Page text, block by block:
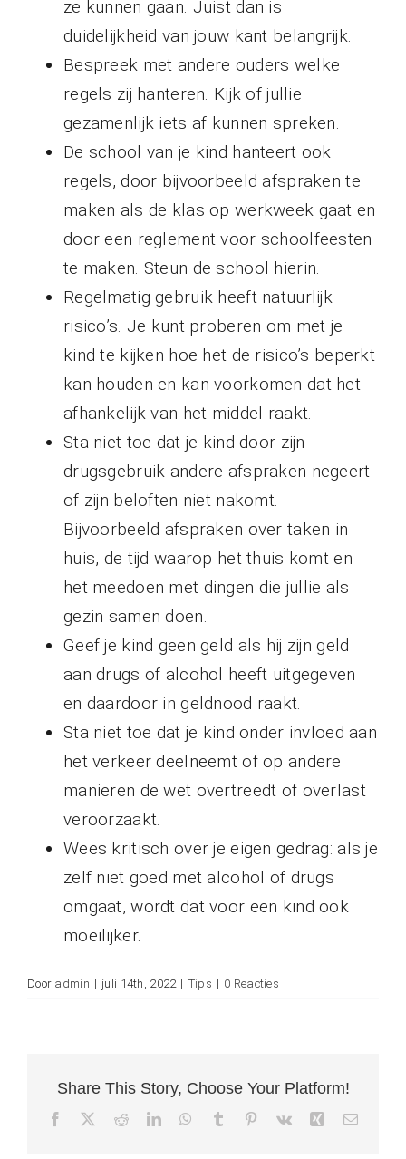
ze kunnen gaan. Juist dan is
duidelijkheid van jouw kant belangrijk.
Bespreek met andere ouders welke
regels zij hanteren. Kijk of jullie
gezamenlijk iets af kunnen spreken.
De school van je kind hanteert ook
regels, door bijvoorbeeld afspraken te
maken als de klas op werkweek gaat en
door een reglement voor schoolfeesten
te maken. Steun de school hierin.
Regelmatig gebruik heeft natuurlijk
risico’s. Je kunt proberen om met je
kind te kijken hoe het de risico’s beperkt
kan houden en kan voorkomen dat het
afhankelijk van het middel raakt.
Sta niet toe dat je kind door zijn
drugsgebruik andere afspraken negeert
of zijn beloften niet nakomt.
Bijvoorbeeld afspraken over taken in
huis, de tijd waarop het thuis komt en
het meedoen met dingen die jullie als
gezin samen doen.
Geef je kind geen geld als hij zijn geld
aan drugs of alcohol heeft uitgegeven
en daardoor in geldnood raakt.
Sta niet toe dat je kind onder invloed aan
het verkeer deelneemt of op andere
manieren de wet overtreedt of overlast
veroorzaakt.
Wees kritisch over je eigen gedrag: als je
zelf niet goed met alcohol of drugs
omgaat, wordt dat voor een kind ook
moeilijker.
Door admin | juli 14th, 2022 | Tips | 0 Reacties
Share This Story, Choose Your Platform!
Facebook RedditLinkedInWhatsApp
Tumblr Pinterest
Vk XingE-